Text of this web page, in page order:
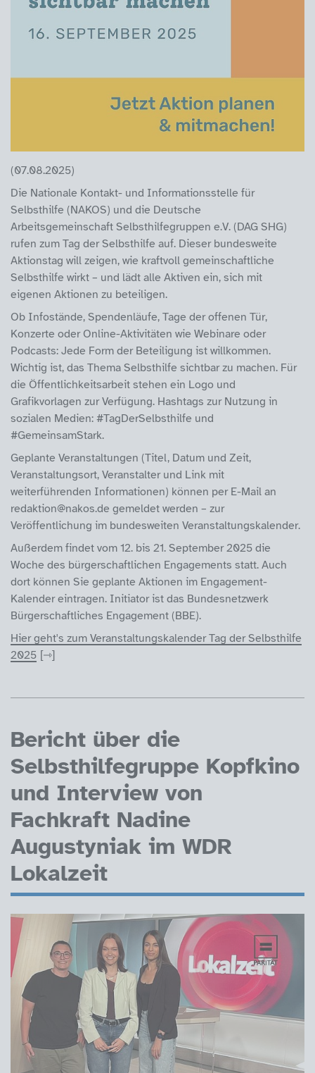
(07.08.2025)
Die Nationale Kontakt- und Informationsstelle für
Selbsthilfe (NAKOS) und die Deutsche
Arbeitsgemeinschaft Selbsthilfegruppen e.V. (DAG SHG)
rufen zum Tag der Selbsthilfe auf. Dieser bundesweite
Aktionstag will zeigen, wie kraftvoll gemeinschaftliche
Selbsthilfe wirkt – und lädt alle Aktiven ein, sich mit
eigenen Aktionen zu beteiligen.
Ob Infostände, Spendenläufe, Tage der offenen Tür,
Konzerte oder Online-Aktivitäten wie Webinare oder
Podcasts: Jede Form der Beteiligung ist willkommen.
Wichtig ist, das Thema Selbsthilfe sichtbar zu machen. Für
die Öffentlichkeitsarbeit stehen ein Logo und
Grafikvorlagen zur Verfügung. Hashtags zur Nutzung in
sozialen Medien: #TagDerSelbsthilfe und
#GemeinsamStark.
Geplante Veranstaltungen (Titel, Datum und Zeit,
Veranstaltungsort, Veranstalter und Link mit
weiterführenden Informationen) können per E-Mail an
redaktion@nakos.de gemeldet werden – zur
Veröffentlichung im bundesweiten Veranstaltungskalender.
Außerdem findet vom 12. bis 21. September 2025 die
Woche des bürgerschaftlichen Engagements statt. Auch
dort können Sie geplante Aktionen im Engagement-
Kalender eintragen. Initiator ist das Bundesnetzwerk
Bürgerschaftliches Engagement (BBE).
Hier geht's zum Veranstaltungskalender Tag der Selbsthilfe
2025
Bericht über die
Selbsthilfegruppe Kopfkino
und Interview von
Fachkraft Nadine
Augustyniak im WDR
Lokalzeit